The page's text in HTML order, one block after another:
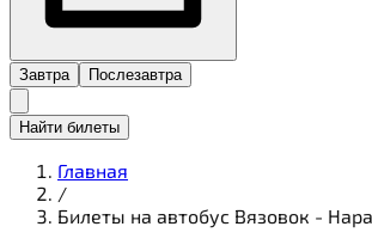
Завтра Послезавтра
Найти билеты
Главная
/
Билеты на автобус Вязовок -